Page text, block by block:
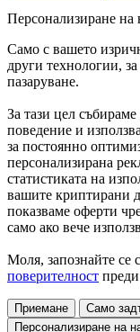
Персонализиране на
Само с вашето
други технологии,
пазаруване.
За тази цел
поведение и
за постоянно
персонализирана
статистиката на
вашите криптирани
показваме оферти
само ако вече
Моля, запознайте се
поверителност преди
Приемане
Само
Персонализиране на